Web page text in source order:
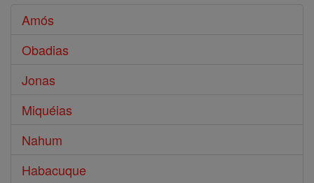
Amós
Obadias
Jonas
Miquéias
Nahum
Habacuque